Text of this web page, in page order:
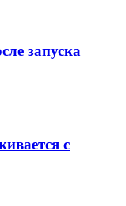
запуска
с